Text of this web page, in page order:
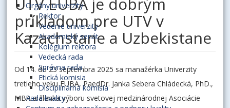
Orgány univerzity
Rektor
Vedenie univerzity
Akademický senát
Kolégium rektora
Vedecká rada
Správna rada
Etická komisia
Disciplinárna komisia
Rada kvality
príkladom pre UTV v
Kazachstane a Uzbekistane
Od 14. do 23 septembra 2025 sa manažérka Univerzity
tretieho veku EUBA, PaedDr. Janka Sebera Chládecká, PhD.,
MBA a členka výboru svetovej medzinárodnej Asociácie